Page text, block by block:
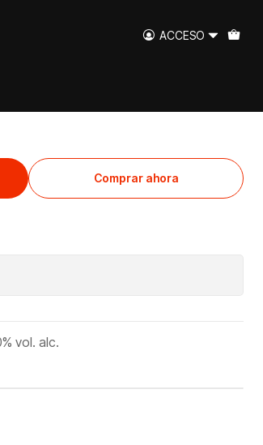
ACCESO
Barrica
Comprar ahora
vol. alc.